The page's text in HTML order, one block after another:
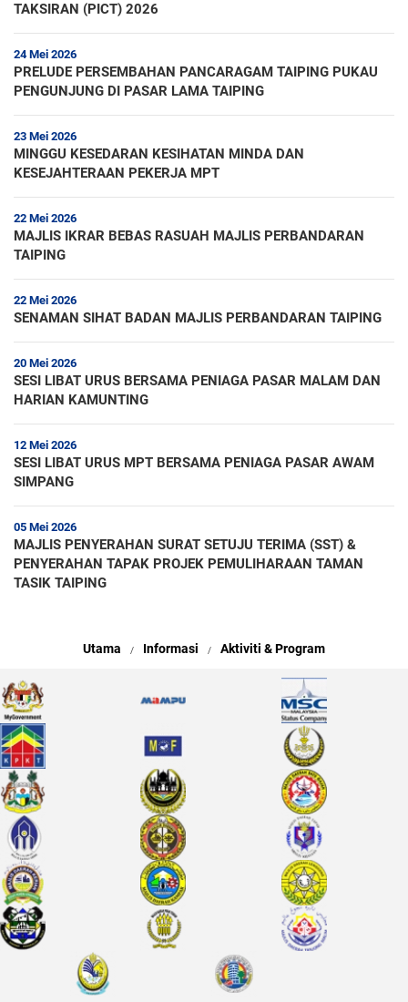
TAKSIRAN (PICT) 2026
24 Mei 2026
PRELUDE PERSEMBAHAN PANCARAGAM TAIPING PUKAU
PENGUNJUNG DI PASAR LAMA TAIPING
23 Mei 2026
MINGGU KESEDARAN KESIHATAN MINDA DAN
KESEJAHTERAAN PEKERJA MPT
22 Mei 2026
MAJLIS IKRAR BEBAS RASUAH MAJLIS PERBANDARAN
TAIPING
22 Mei 2026
SENAMAN SIHAT BADAN MAJLIS PERBANDARAN TAIPING
20 Mei 2026
SESI LIBAT URUS BERSAMA PENIAGA PASAR MALAM DAN
HARIAN KAMUNTING
12 Mei 2026
SESI LIBAT URUS MPT BERSAMA PENIAGA PASAR AWAM
SIMPANG
05 Mei 2026
MAJLIS PENYERAHAN SURAT SETUJU TERIMA (SST) &
PENYERAHAN TAPAK PROJEK PEMULIHARAAN TAMAN
TASIK TAIPING
Utama Informasi Aktiviti & Program